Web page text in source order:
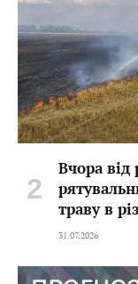
Вчора від
траву в
31.07.2026